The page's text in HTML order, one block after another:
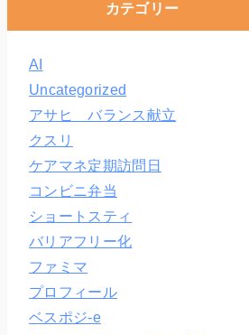
カテゴリー
AI
Uncategorized
アサヒ バランス献立
クスリ
ケアマネ定期訪問日
コンビニ弁当
ショートスティ
バリアフリー化
ファミマ
プロフィール
ベスポジ-e